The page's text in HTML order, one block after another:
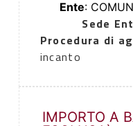
Ente:
Sede
Procedura di
incanto
IMPORTO A